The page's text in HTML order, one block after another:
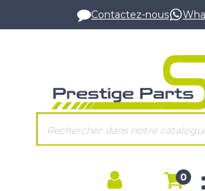
Contactez-nous
0